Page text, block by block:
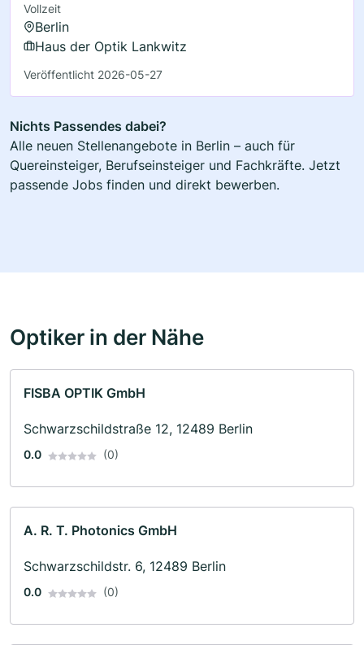
Vollzeit
Berlin
Haus der Optik Lankwitz
Veröffentlicht 2026-05-27
Nichts Passendes dabei?
Alle neuen Stellenangebote in Berlin – auch für
Quereinsteiger, Berufseinsteiger und Fachkräfte. Jetzt
passende Jobs finden und direkt bewerben.
Optiker in der Nähe
FISBA OPTIK GmbH
Schwarzschildstraße 12, 12489 Berlin
0.0 (0)
A. R. T. Photonics GmbH
Schwarzschildstr. 6, 12489 Berlin
0.0 (0)